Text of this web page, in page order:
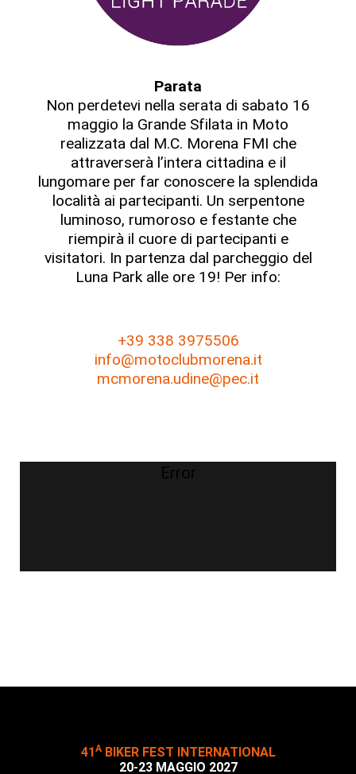
Parata
Non perdetevi nella serata di sabato 16
maggio la Grande Sfilata in Moto
realizzata dal M.C. Morena FMI che
attraverserà l’intera cittadina e il
lungomare per far conoscere la splendida
località ai partecipanti. Un serpentone
luminoso, rumoroso e festante che
riempirà il cuore di partecipanti e
visitatori. In partenza dal parcheggio del
Luna Park alle ore 19! Per info:
+39 338 3975506
info@motoclubmorena.it
mcmorena.udine@pec.it
Error
41ABIKER FEST INTERNATIONAL
20-23 MAGGIO 2027